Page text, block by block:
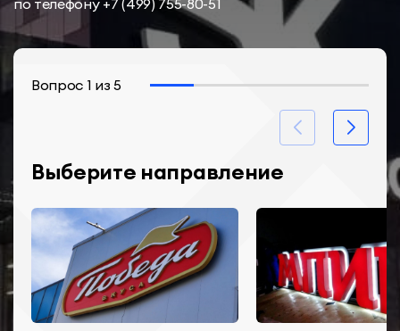
Вопрос 1 из5
Выберите направление